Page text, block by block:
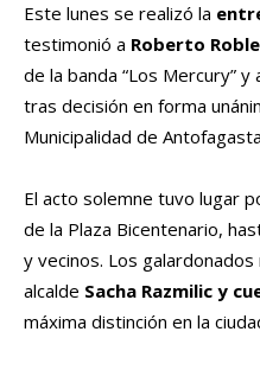
Este lunes se realizó la
testimonió a Roberto
de la banda “Los Mercury” y
tras decisión en forma
Municipalidad de
El acto solemne tuvo lugar
de la Plaza Bicentenario,
y vecinos. Los
alcalde Sacha Razmilic y
máxima distinción en la